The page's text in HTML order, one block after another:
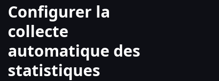
Configurer la
collecte
automatique des
statistiques